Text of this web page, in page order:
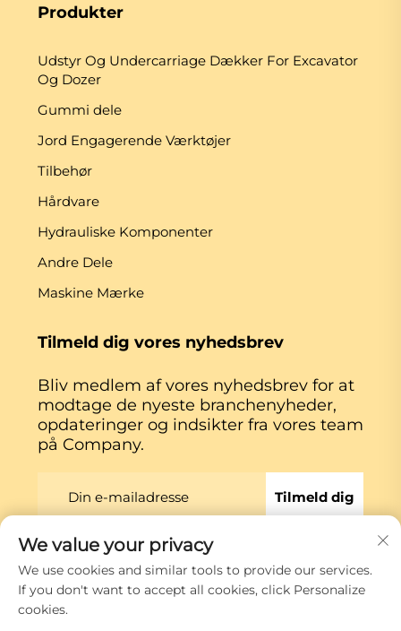
Produkter
Udstyr Og Undercarriage Dækker For Excavator
Og Dozer
Gummi dele
Jord Engagerende Værktøjer
Tilbehør
Hårdvare
Hydrauliske Komponenter
Andre Dele
Maskine Mærke
Tilmeld dig vores nyhedsbrev
Bliv medlem af vores nyhedsbrev for at
modtage de nyeste branchenyheder,
opdateringer og indsikter fra vores team
på Company.
Tilmeld dig
Copyright © Xiamen Globe Machine Co.,ltd.
Privatlivspolitik
We value your privacy
We use cookies and similar tools to provide our services.
If you don't want to accept all cookies, click Personalize
cookies.